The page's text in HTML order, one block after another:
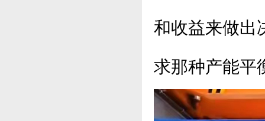
和收益来做出
求那种产能平